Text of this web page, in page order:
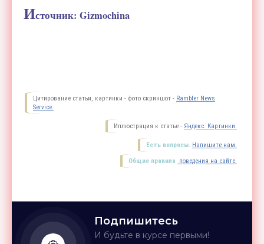
Источник: Gizmochina
Цитирование статьи, картинки - фото скриншот - Rambler News
Service.
Иллюстрация к статье - Яндекс. Картинки.
Есть вопросы. Напишите нам.
Общие правила поведения на сайте.
Подпишитесь
И будьте в курсе первыми!